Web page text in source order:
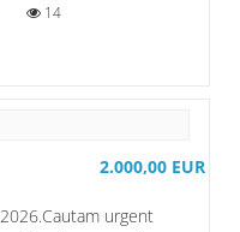
14
2.000,00 EUR
urgent